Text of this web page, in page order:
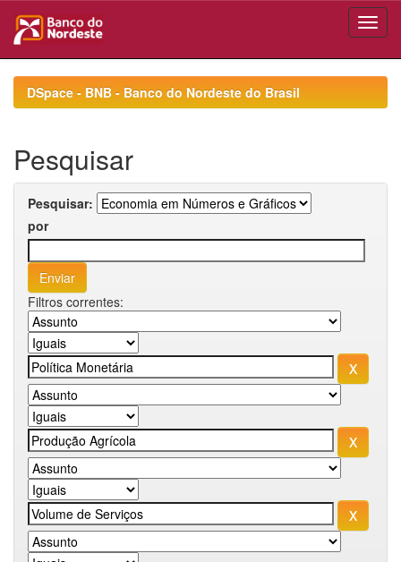
navigationDSpace - BNB - Banco do Nordeste do Brasil
Pesquisar
Pesquisar:
por
Filtros correntes: